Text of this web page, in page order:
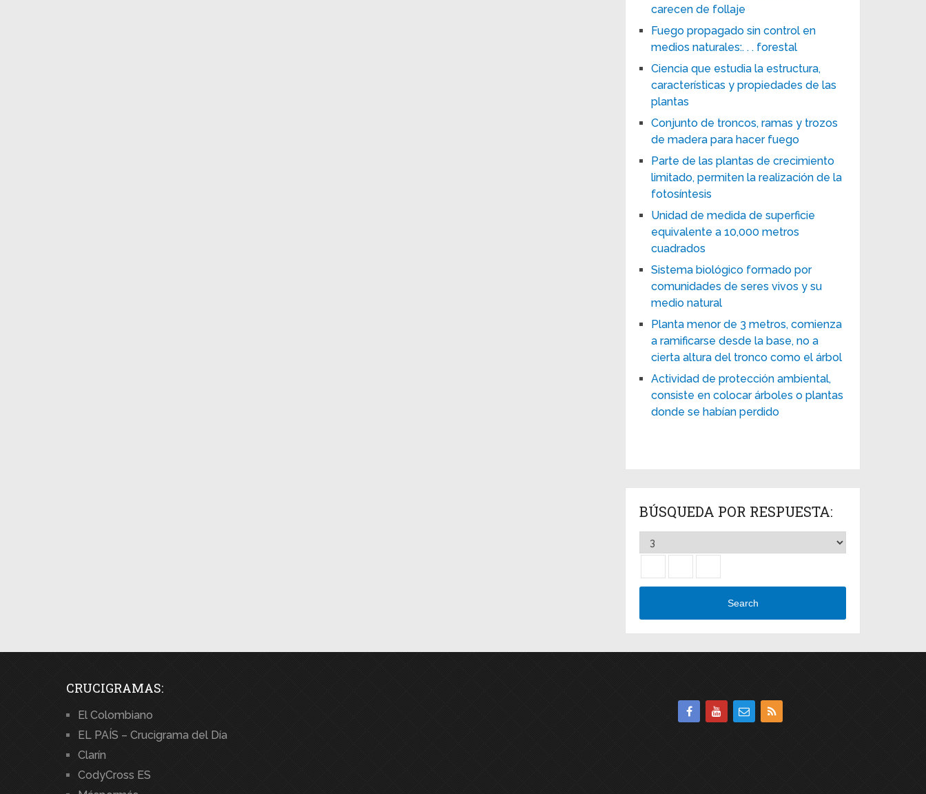
carecen de follaje
Fuego propagado sin control en
medios naturales:. . . forestal
Ciencia que estudia la estructura,
características y propiedades de las
plantas
Conjunto de troncos, ramas y trozos
de madera para hacer fuego
Parte de las plantas de crecimiento
limitado, permiten la realización de la
fotosíntesis
Unidad de medida de superficie
equivalente a 10,000 metros
cuadrados
Sistema biológico formado por
comunidades de seres vivos y su
medio natural
Planta menor de 3 metros, comienza
a ramificarse desde la base, no a
cierta altura del tronco como el árbol
Actividad de protección ambiental,
consiste en colocar árboles o plantas
donde se habían perdido
BÚSQUEDA POR RESPUESTA:
Search
CRUCIGRAMAS:
El Colombiano
EL PAÍS – Crucigrama del Día
Clarín
CodyCross ES